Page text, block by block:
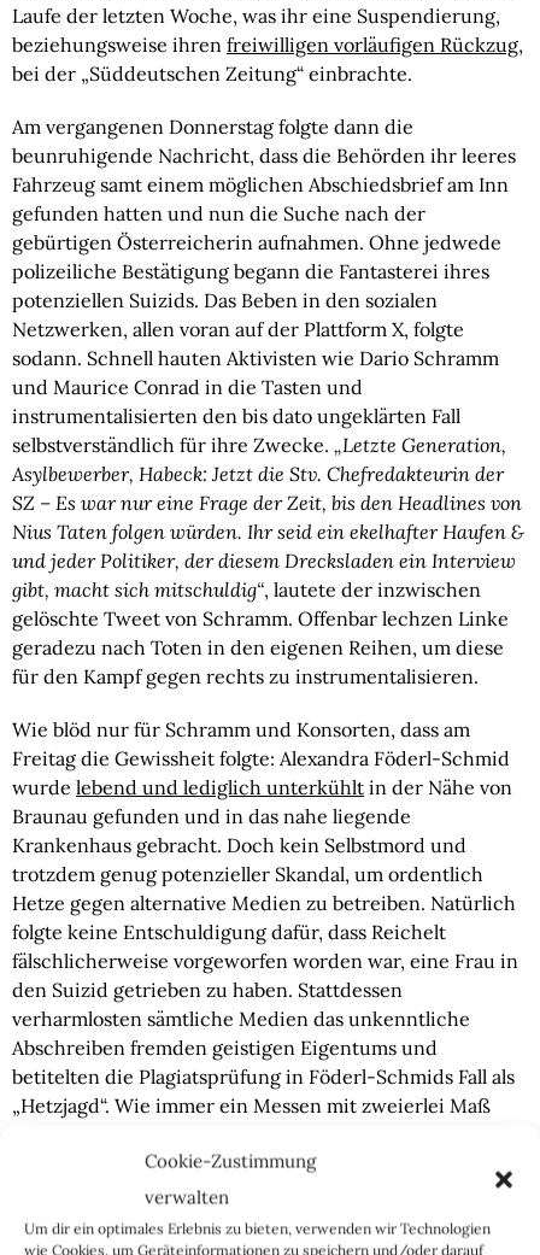
Cookie-Zustimmung
verwalten
Um dir ein optimales Erlebnis zu bieten, verwenden wir Technologien
wie Cookies, um Geräteinformationen zu speichern und/oder darauf
Laufe der letzten Woche, was ihr eine Suspendierung,
beziehungsweise ihren freiwilligen vorläufigen Rückzug,
bei der „Süddeutschen Zeitung“ einbrachte.
Am vergangenen Donnerstag folgte dann die
beunruhigende Nachricht, dass die Behörden ihr leeres
Fahrzeug samt einem möglichen Abschiedsbrief am Inn
gefunden hatten und nun die Suche nach der
gebürtigen Österreicherin aufnahmen. Ohne jedwede
polizeiliche Bestätigung begann die Fantasterei ihres
potenziellen Suizids. Das Beben in den sozialen
Netzwerken, allen voran auf der Plattform X, folgte
sodann. Schnell hauten Aktivisten wie Dario Schramm
und Maurice Conrad in die Tasten und
instrumentalisierten den bis dato ungeklärten Fall
selbstverständlich für ihre Zwecke. „Letzte Generation,
Asylbewerber, Habeck: Jetzt die Stv. Chefredakteurin der
SZ – Es war nur eine Frage der Zeit, bis den Headlines von
Nius Taten folgen würden. Ihr seid ein ekelhafter Haufen &
und jeder Politiker, der diesem Drecksladen ein Interview
gibt, macht sich mitschuldig“, lautete der inzwischen
gelöschte Tweet von Schramm. Offenbar lechzen Linke
geradezu nach Toten in den eigenen Reihen, um diese
für den Kampf gegen rechts zu instrumentalisieren.
Wie blöd nur für Schramm und Konsorten, dass am
Freitag die Gewissheit folgte: Alexandra Föderl-Schmid
wurde lebend und lediglich unterkühlt in der Nähe von
Braunau gefunden und in das nahe liegende
Krankenhaus gebracht. Doch kein Selbstmord und
trotzdem genug potenzieller Skandal, um ordentlich
Hetze gegen alternative Medien zu betreiben. Natürlich
folgte keine Entschuldigung dafür, dass Reichelt
fälschlicherweise vorgeworfen worden war, eine Frau in
den Suizid getrieben zu haben. Stattdessen
verharmlosten sämtliche Medien das unkenntliche
Abschreiben fremden geistigen Eigentums und
betitelten die Plagiatsprüfung in Föderl-Schmids Fall als
„Hetzjagd“. Wie immer ein Messen mit zweierlei Maß
Mensch mit moralischem Kompass reichlich
Bauchschmerzen bereitet.